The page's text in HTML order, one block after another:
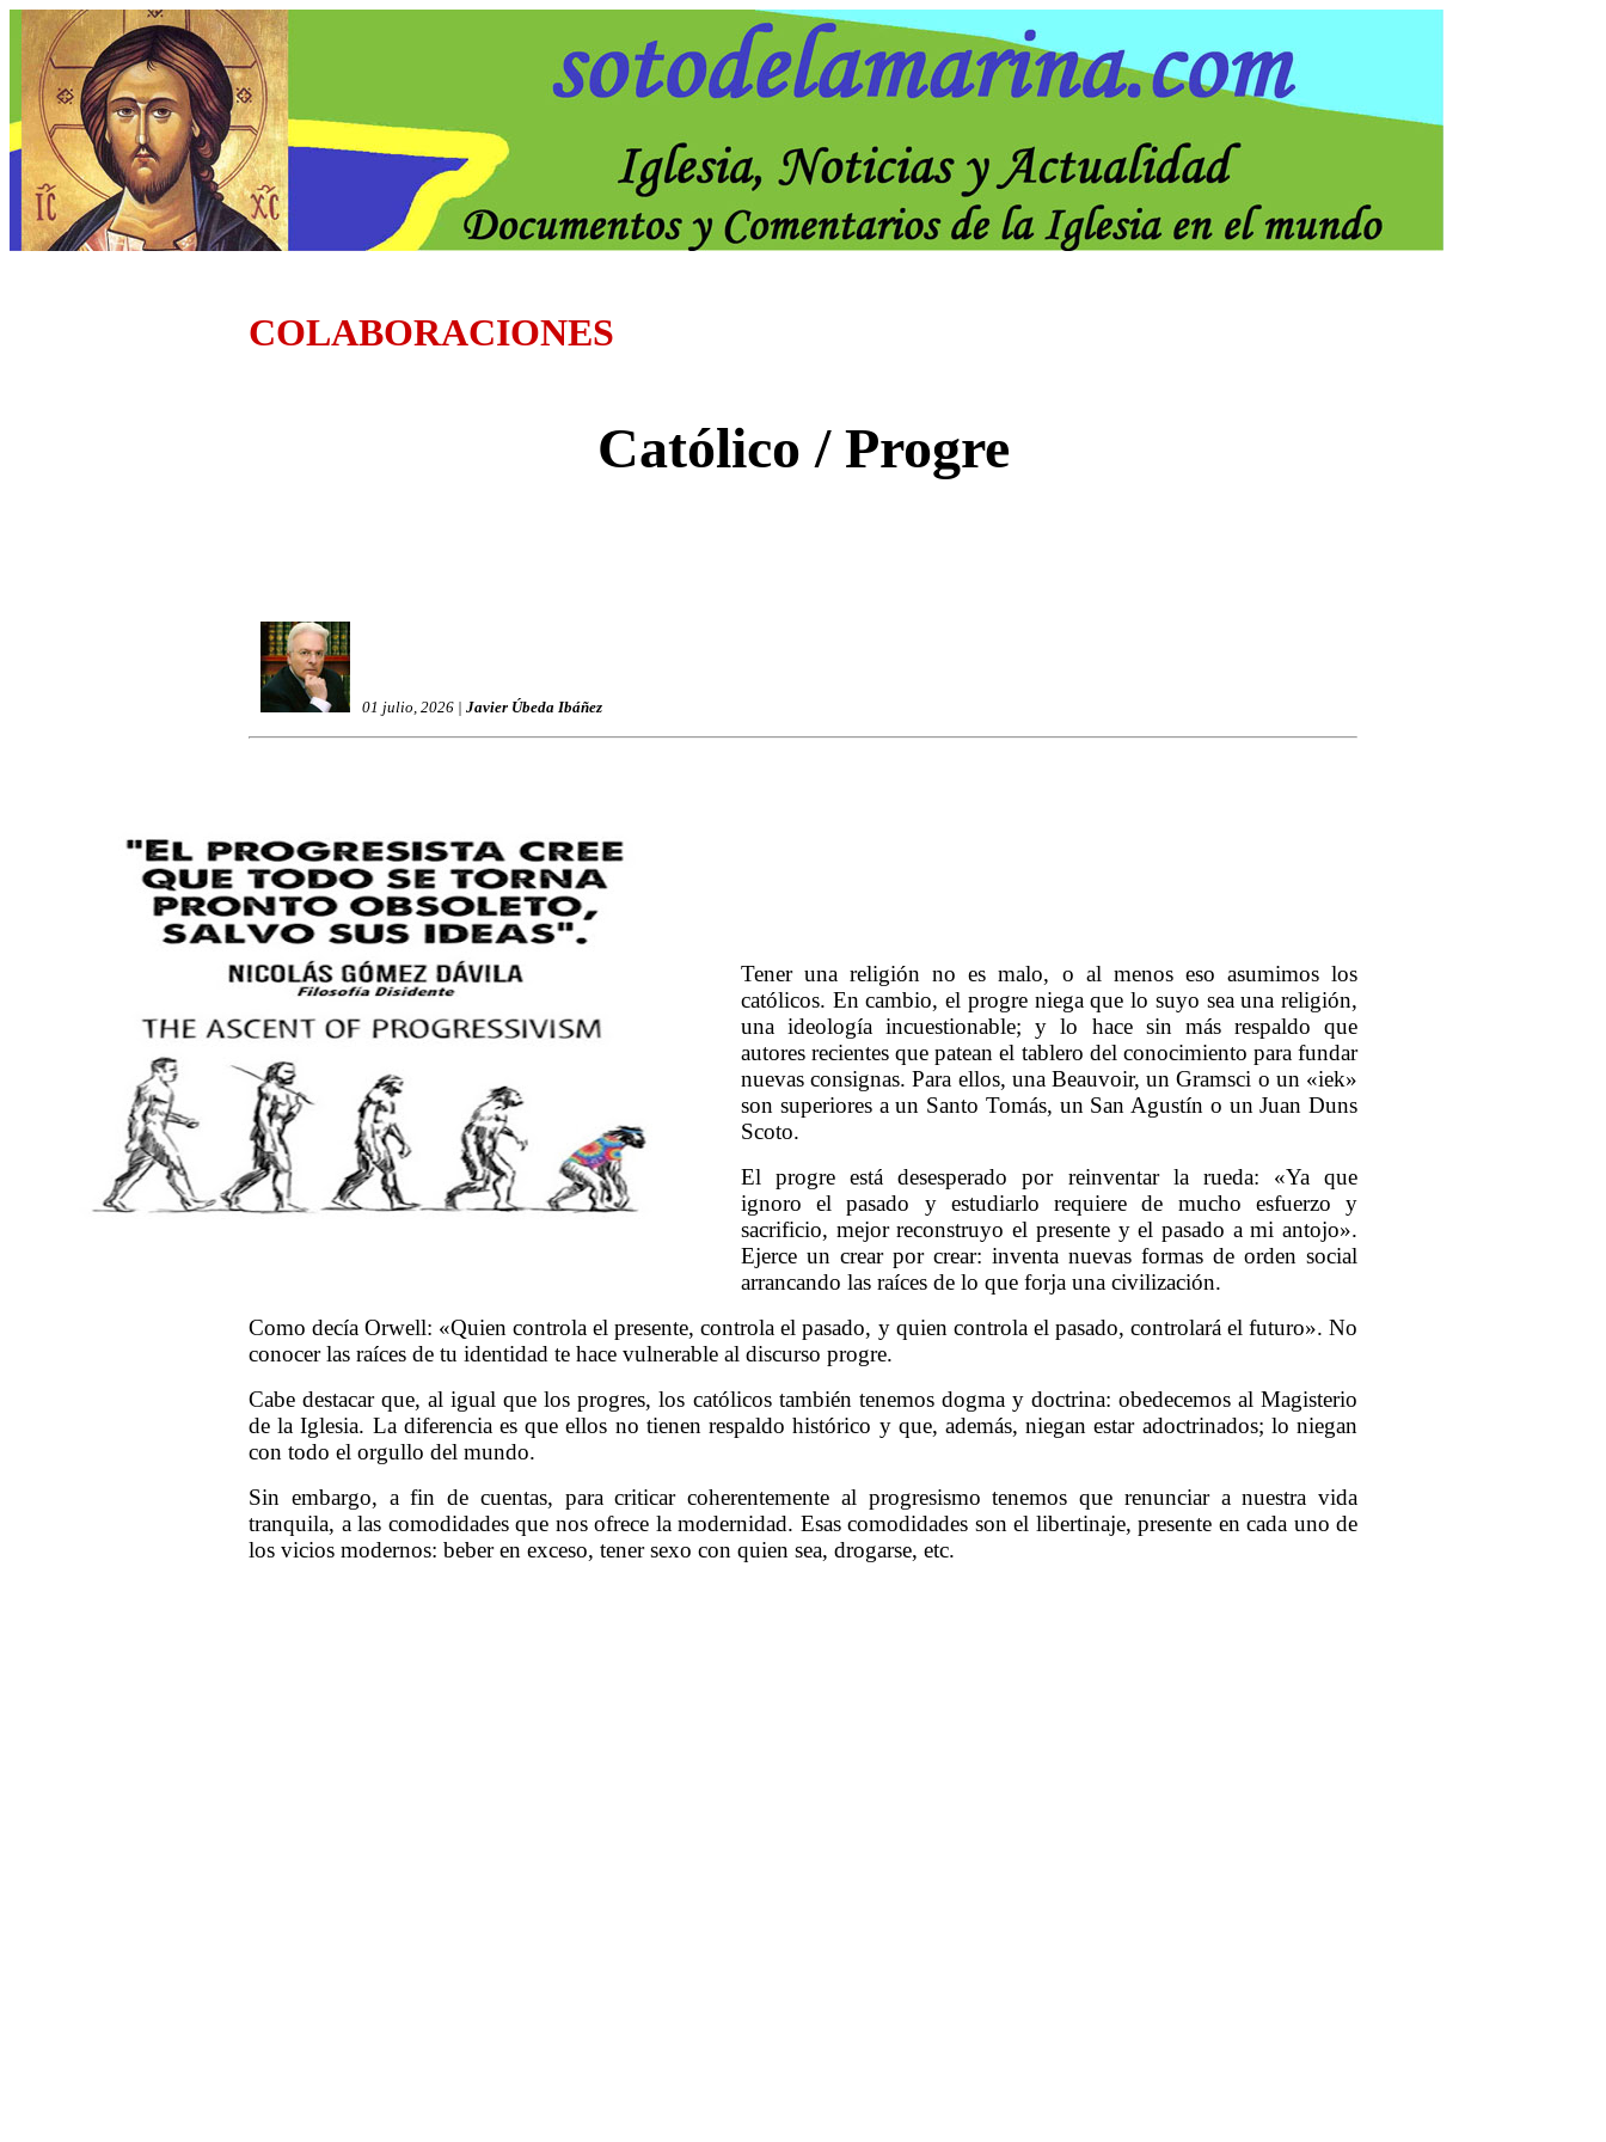
COLABORACIONES
Católico / Progre
01 julio, 2026 | Javier Úbeda Ibáñez
Tener una religión no es malo, o al menos eso asumimos los
católicos. En cambio, el progre niega que lo suyo sea una religión,
una ideología incuestionable; y lo hace sin más respaldo que
autores recientes que patean el tablero del conocimiento para fundar
nuevas consignas. Para ellos, una Beauvoir, un Gramsci o un «iek»
son superiores a un Santo Tomás, un San Agustín o un Juan Duns
Scoto.
El progre está desesperado por reinventar la rueda: «Ya que
ignoro el pasado y estudiarlo requiere de mucho esfuerzo y
sacrificio, mejor reconstruyo el presente y el pasado a mi antojo».
Ejerce un crear por crear: inventa nuevas formas de orden social
arrancando las raíces de lo que forja una civilización.
Como decía Orwell: «Quien controla el presente, controla el pasado, y quien controla el pasado, controlará el futuro». No
conocer las raíces de tu identidad te hace vulnerable al discurso progre.
Cabe destacar que, al igual que los progres, los católicos también tenemos dogma y doctrina: obedecemos al Magisterio
de la Iglesia. La diferencia es que ellos no tienen respaldo histórico y que, además, niegan estar adoctrinados; lo niegan
con todo el orgullo del mundo.
Sin embargo, a fin de cuentas, para criticar coherentemente al progresismo tenemos que renunciar a nuestra vida
tranquila, a las comodidades que nos ofrece la modernidad. Esas comodidades son el libertinaje, presente en cada uno de
los vicios modernos: beber en exceso, tener sexo con quien sea, drogarse, etc.